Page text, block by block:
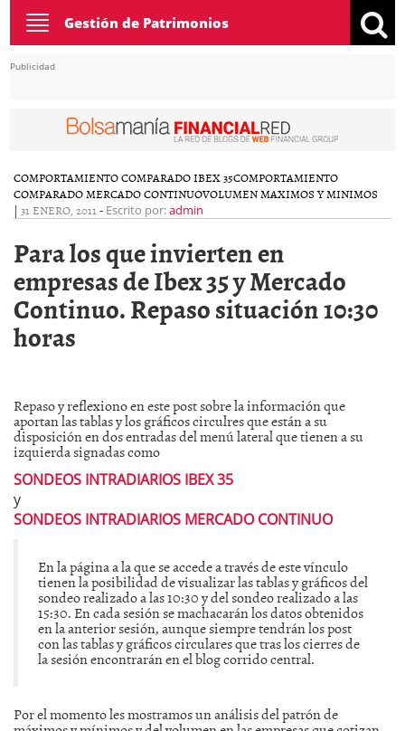
Toggle
navigation
Gestión de Patrimonios
Publicidad
COMPORTAMIENTO COMPARADO IBEX 35COMPORTAMIENTO
COMPARADO MERCADO CONTINUOVOLUMEN MAXIMOS Y MINIMOS
| 31 ENERO, 2011 - Escrito por:admin
Para los que invierten en
empresas de Ibex 35 y Mercado
Continuo. Repaso situación 10:30
horas
Repaso y reflexiono en este post sobre la información que
aportan las tablas y los gráficos circulres que están a su
disposición en dos entradas del menú lateral que tienen a su
izquierda signadas como
SONDEOS INTRADIARIOS IBEX 35
y
SONDEOS INTRADIARIOS MERCADO CONTINUO
En la página a la que se accede a través de este vínculo
tienen la posibilidad de visualizar las tablas y gráficos del
sondeo realizado a las 10:30 y del sondeo realizado a las
15:30. En cada sesión se machacarán los datos obtenidos
en la anterior sesión, aunque siempre tendrán los post
con las tablas y gráficos circulares que tras los cierres de
la sesión encontrarán en el blog corrido central.
Por el momento les mostramos un análisis del patrón de